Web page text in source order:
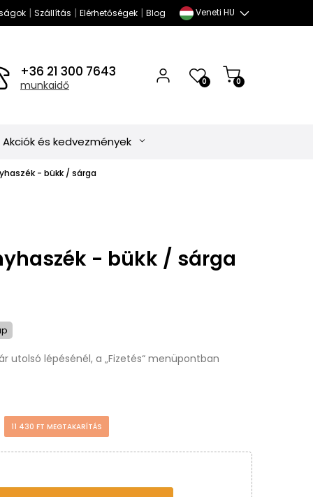
| Szállítás | Elérhetőségek| Blog Veneti HU
+36 21 300 7643
munkaidő 0 0
Akciók és kedvezmények
- bükk / sárga
- bükk / sárga
utolsó lépésénél, a „Fizetés“ menüpontban
11 430 FT MEGTAKARÍTÁS